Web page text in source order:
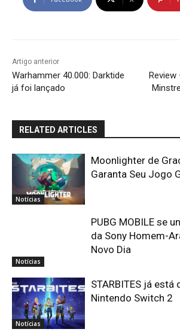
Artigo anterior
Warhammer 40.000: Darktide
já foi lançado
Review
RELATED ARTICLES
Notícias
Moonlighter de
Garanta Seu Jogo
Notícias
PUBG MOBILE se
da Sony Homem-
Novo Dia
Notícias
STARBITES já está
Nintendo Switch 2